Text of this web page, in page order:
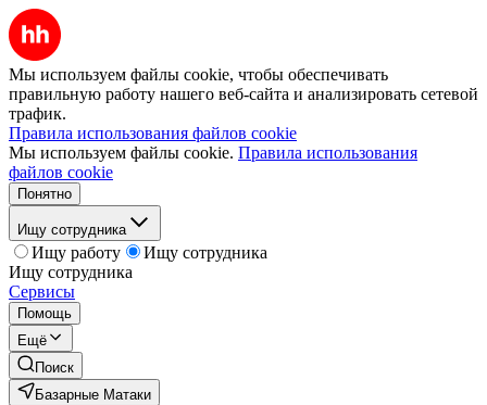
Мы используем файлы cookie, чтобы обеспечивать
правильную работу нашего веб-сайта и анализировать сетевой
трафик.
Правила использования файлов cookie
Мы используем файлы cookie. Правила использования
файлов cookie
Понятно
Ищу сотрудника
Ищу работу
Ищу сотрудника
Ищу сотрудника
Сервисы
Помощь
Ещё
Поиск
Базарные Матаки